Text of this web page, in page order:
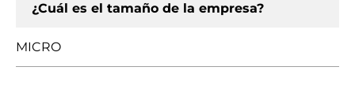
¿Cuál es el tamaño de la empresa?
MICRO